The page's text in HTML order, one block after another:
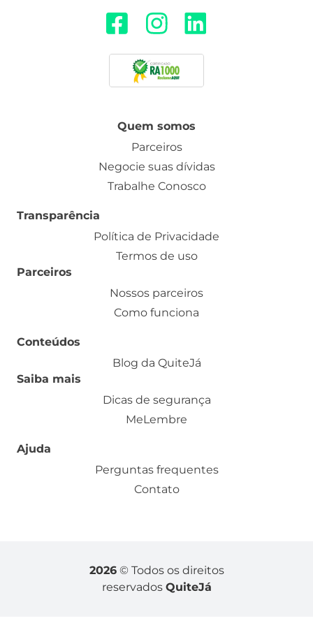
Quem somos
Parceiros
Negocie suas dívidas
Trabalhe Conosco
Transparência
Política de Privacidade
Termos de uso
Parceiros
Nossos parceiros
Como funciona
Conteúdos
Blog da QuiteJá
Saiba mais
Dicas de segurança
MeLembre
Ajuda
Perguntas frequentes
Contato
2026 © Todos os direitos
reservados QuiteJá